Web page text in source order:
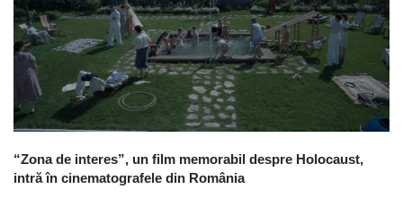
“Zona de interes”, un film memorabil despre Holocaust,
intră în cinematografele din România